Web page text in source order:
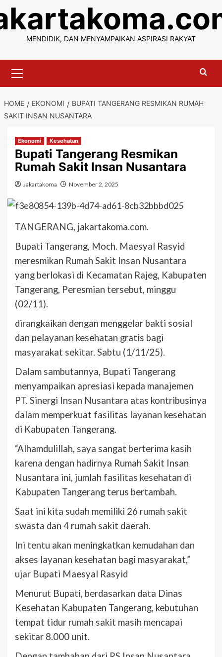
content
MENDIDIK, DAN MENYAMPAIKAN ASPIRASI RAKYAT
Menu
HOME EKONOMI
BUPATI TANGERANG RESMIKAN RUMAH
SAKIT INSAN NUSANTARA
Ekonomi Kesehatan
Bupati Tangerang Resmikan
Rumah Sakit Insan Nusantara
Jakartakoma November 2, 2025
TANGERANG, jakartakoma.com.
Bupati Tangerang, Moch. Maesyal Rasyid
meresmikan Rumah Sakit Insan Nusantara
yang berlokasi di Kecamatan Rajeg, Kabupaten
Tangerang, Peresmian tersebut, minggu
(02/11).
dirangkaikan dengan menggelar bakti sosial
dan pelayanan kesehatan gratis bagi
masyarakat sekitar. Sabtu (1/11/25).
Dalam sambutannya, Bupati Tangerang
menyampaikan apresiasi kepada manajemen
PT. Sinergi Insan Nusantara atas kontribusinya
dalam memperkuat fasilitas layanan kesehatan
di Kabupaten Tangerang.
“Alhamdulillah, saya sangat berterima kasih
karena dengan hadirnya Rumah Sakit Insan
Nusantara ini, jumlah fasilitas kesehatan di
Kabupaten Tangerang terus bertambah.
Saat ini kita sudah memiliki 26 rumah sakit
swasta dan 4 rumah sakit daerah.
Ini tentu akan meningkatkan kemudahan dan
akses layanan kesehatan bagi masyarakat,”
ujar Bupati Maesyal Rasyid
Menurut Bupati, berdasarkan data Dinas
Kesehatan Kabupaten Tangerang, kebutuhan
tempat tidur rumah sakit masih mencapai
sekitar 8.000 unit.